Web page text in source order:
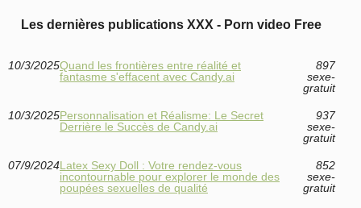
Les dernières publications XXX - Porn video Free
10/3/2025Quand les frontières entre réalité et
fantasme s'effacent avec Candy.ai
897
sexe-
gratuit
10/3/2025Personnalisation et Réalisme: Le Secret
Derrière le Succès de Candy.ai
937
sexe-
gratuit
07/9/2024Latex Sexy Doll : Votre rendez-vous
incontournable pour explorer le monde des
poupées sexuelles de qualité
852
sexe-
gratuit